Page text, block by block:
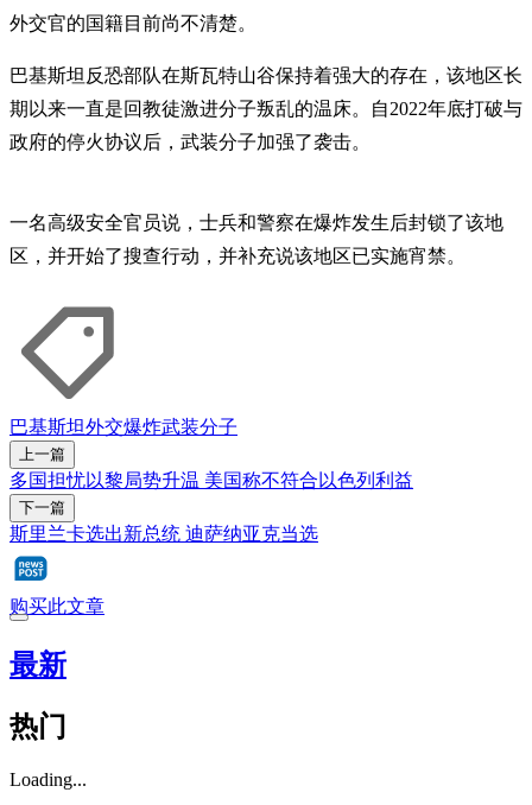
外交官的国籍目前尚不清楚。
巴基斯坦反恐部队在斯瓦特山谷保持着强大的存在，该地区长
期以来一直是回教徒激进分子叛乱的温床。自2022年底打破与
政府的停火协议后，武装分子加强了袭击。
一名高级安全官员说，士兵和警察在爆炸发生后封锁了该地
区，并开始了搜查行动，并补充说该地区已实施宵禁。
巴基斯坦外交爆炸武装分子
上一篇
多国担忧以黎局势升温 美国称不符合以色列利益
下一篇
斯里兰卡选出新总统 迪萨纳亚克当选
购买此文章
最新
热门
Loading...